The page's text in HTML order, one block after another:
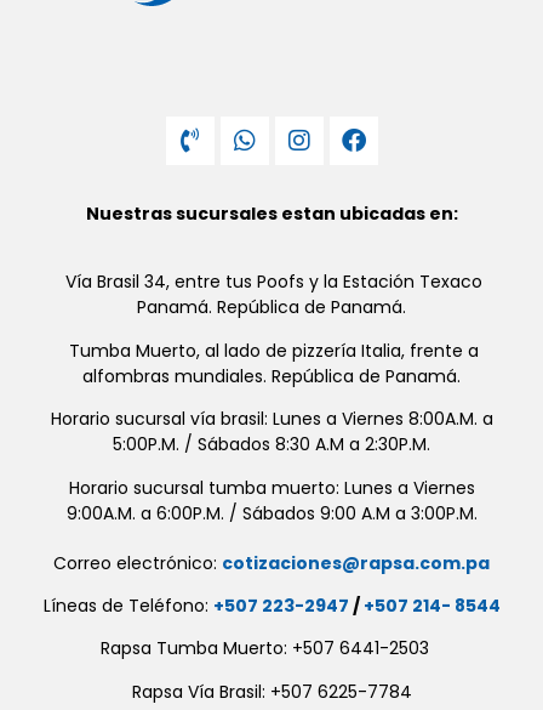
Nuestras sucursales estan ubicadas en:
Vía Brasil 34, entre tus Poofs y la Estación Texaco
Panamá. República de Panamá.
Tumba Muerto, al lado de pizzería Italia, frente a
alfombras mundiales. República de Panamá.
Horario sucursal vía brasil: Lunes a Viernes 8:00A.M. a
5:00P.M. / Sábados 8:30 A.M a 2:30P.M.
Horario sucursal tumba muerto: Lunes a Viernes
9:00A.M. a 6:00P.M. / Sábados 9:00 A.M a 3:00P.M.
Correo electrónico: cotizaciones@rapsa.com.pa
Líneas de Teléfono: +507 223-2947 / +507 214- 8544
Rapsa Tumba Muerto: +507 6441-2503
Rapsa Vía Brasil: +507 6225-7784